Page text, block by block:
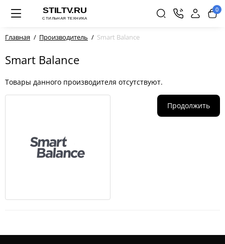
0
Главная Производитель Smart Balance
Smart Balance
Товары данного производителя отсутствуют.
Продолжить